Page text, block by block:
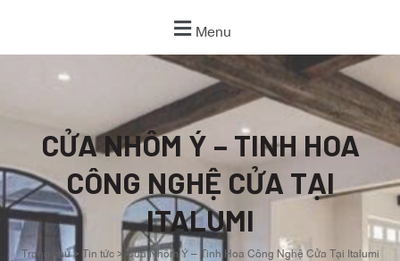
Menu
CỬA NHÔM Ý – TINH HOA
CÔNG NGHỆ CỬA TẠI
ITALUMI
Trang chủ> Tin tức> Cửa Nhôm Ý – Tinh Hoa Công Nghệ Cửa Tại Italumi